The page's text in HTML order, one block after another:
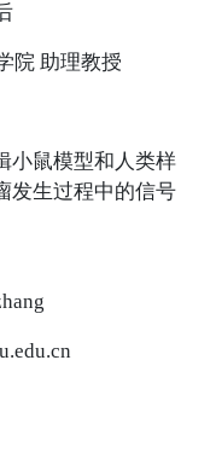
院 助理教授
小鼠模型和人类样
发生过程中的信号